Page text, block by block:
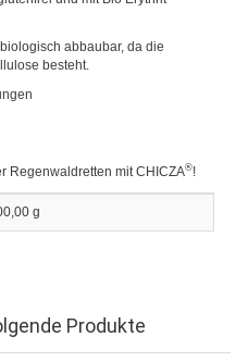
abbaubar, da die
besteht.
Regenwaldretten mit CHICZA®!
g
Produkte